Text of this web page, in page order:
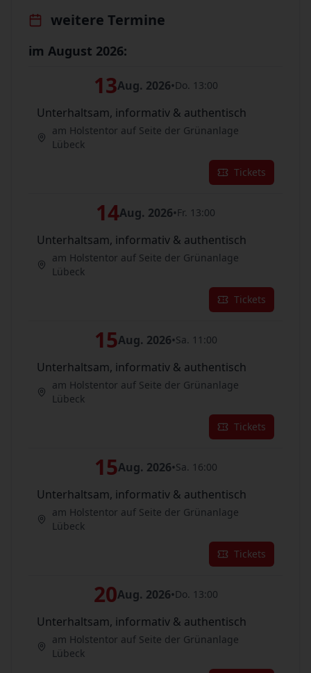
weitere Termine
im August 2026:
13Aug. 2026•Do. 13:00
Unterhaltsam, informativ & authentisch
am Holstentor auf Seite der Grünanlage
Lübeck
Tickets
14Aug. 2026•Fr. 13:00
Unterhaltsam, informativ & authentisch
am Holstentor auf Seite der Grünanlage
Lübeck
Tickets
15Aug. 2026•Sa. 11:00
Unterhaltsam, informativ & authentisch
am Holstentor auf Seite der Grünanlage
Lübeck
Tickets
15Aug. 2026•Sa. 16:00
Unterhaltsam, informativ & authentisch
am Holstentor auf Seite der Grünanlage
Lübeck
Tickets
20Aug. 2026•Do. 13:00
Unterhaltsam, informativ & authentisch
am Holstentor auf Seite der Grünanlage
Lübeck